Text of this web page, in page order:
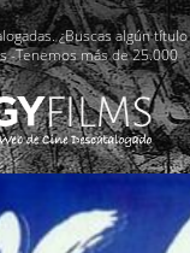
¿Buscas algún título
-Tenemos más de 25.000